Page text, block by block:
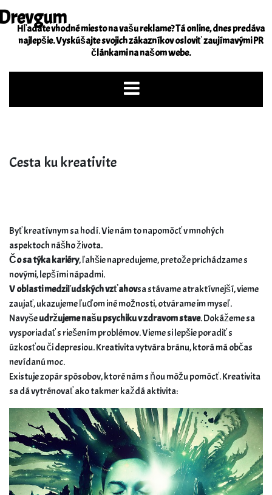
Skip
to
content
Hľadáte vhodné miesto na vašu reklame? Tá online, dnes predáva
najlepšie. Vyskúšajte svojich zákazníkov osloviť zaujímavými PR
článkami na našom webe.
Cesta ku kreativite
Byť kreatívnym sa hodí. Vie nám to napomôcť v mnohých
aspektoch nášho života.
Čo sa týka kariéry, ľahšie napredujeme, pretože prichádzame s
novými, lepšími nápadmi.
V oblasti medziľudských vzťahovsa stávame atraktívnejší, vieme
zaujať, ukazujeme ľuďom iné možnosti, otvárame im myseľ.
Navyšeudržujeme našu psychiku v zdravom stave. Dokážeme sa
vysporiadať s riešením problémov. Vieme si lepšie poradiť s
úzkosťou či depresiou. Kreativita vytvára bránu, ktorá má občas
nevídanú moc.
Existuje zopár spôsobov, ktoré nám s ňou môžu pomôcť. Kreativita
sa dá vytrénovať ako takmer každá aktivita: